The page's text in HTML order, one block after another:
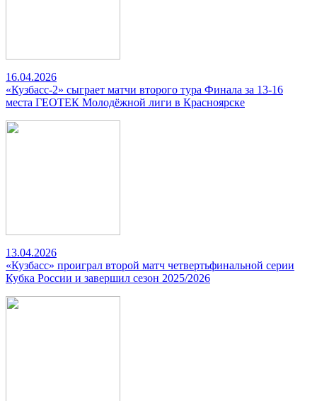
16.04.2026
«Кузбасс-2» сыграет матчи второго тура Финала за 13-16
места ГЕОТЕК Молодёжной лиги в Красноярске
13.04.2026
«Кузбасс» проиграл второй матч четвертьфинальной серии
Кубка России и завершил сезон 2025/2026